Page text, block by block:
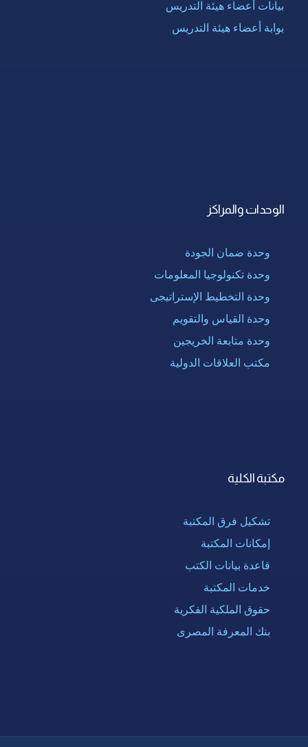
بيانات أعضاء هيئة التدريس
بوابة أعضاء هيئة التدريس
الوحدات والمراكز
وحدة ضمان الجودة
وحدة تكنولوجيا المعلومات
وحدة التخطيط الإستراتيجى
وحدة القياس والتقويم
وحدة متابعة الخريجين
مكتب العلاقات الدولية
مكتبة الكلية
تشكيل فرق المكتبة
إمكانات المكتبة
قاعدة بيانات الكتب
خدمات المكتبة
حقوق الملكية الفكرية
بنك المعرفة المصرى